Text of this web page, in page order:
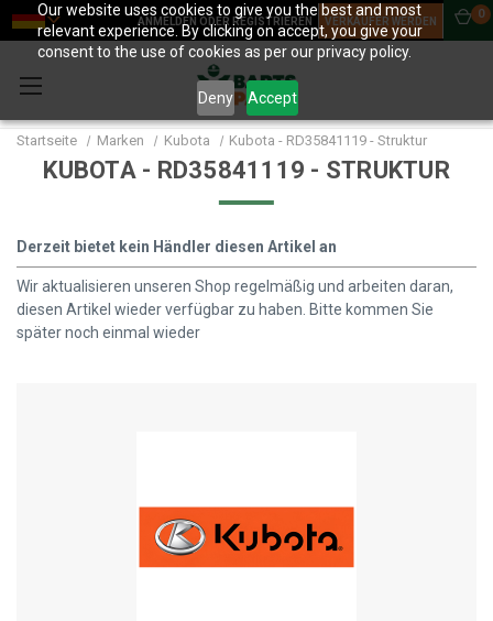
Our website uses cookies to give you the best and most
relevant experience. By clicking on accept, you give your
consent to the use of cookies as per our privacy policy.
Deny Accept
ANMELDEN ODER REGISTRIEREN VERKÄUFER WERDEN
0
Startseite Marken Kubota Kubota - RD35841119 - Struktur
KUBOTA - RD35841119 - STRUKTUR
Derzeit bietet kein Händler diesen Artikel an
Wir aktualisieren unseren Shop regelmäßig und arbeiten daran,
diesen Artikel wieder verfügbar zu haben. Bitte kommen Sie
später noch einmal wieder